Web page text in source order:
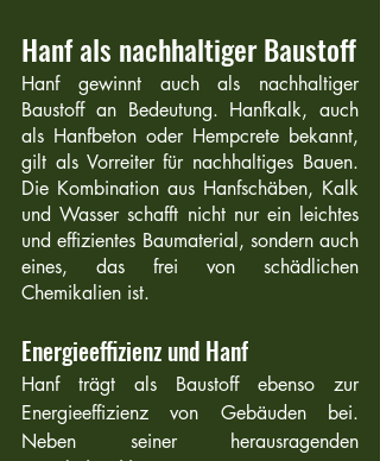
Hanf als nachhaltiger Baustoff
Hanf gewinnt auch als nachhaltiger
Baustoff an Bedeutung. Hanfkalk, auch
als Hanfbeton oder Hempcrete bekannt,
gilt als Vorreiter für nachhaltiges Bauen.
Die Kombination aus Hanfschäben, Kalk
und Wasser schafft nicht nur ein leichtes
und effizientes Baumaterial, sondern auch
eines, das frei von schädlichen
Chemikalien ist.
Energieeffizienz und Hanf
Hanf trägt als Baustoff ebenso zur
Energieeffizienz von Gebäuden bei.